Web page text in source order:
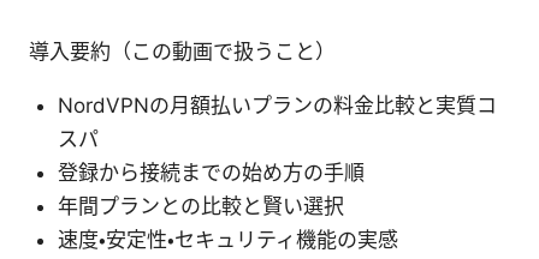
導入要約（この動画で扱うこと）
NordVPNの月額払いプランの料金比較と実質コ
スパ
登録から接続までの始め方の手順
年間プランとの比較と賢い選択
速度・安定性・セキュリティ機能の実感